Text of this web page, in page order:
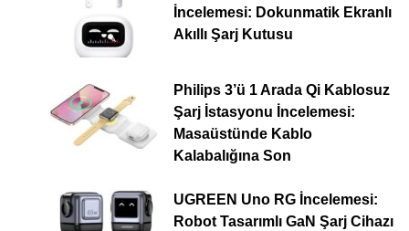
İncelemesi: Dokunmatik Ekranlı
Akıllı Şarj Kutusu
Philips 3’ü 1 Arada Qi Kablosuz
Şarj İstasyonu İncelemesi:
Masaüstünde Kablo
Kalabalığına Son
UGREEN Uno RG İncelemesi:
Robot Tasarımlı GaN Şarj Cihazı